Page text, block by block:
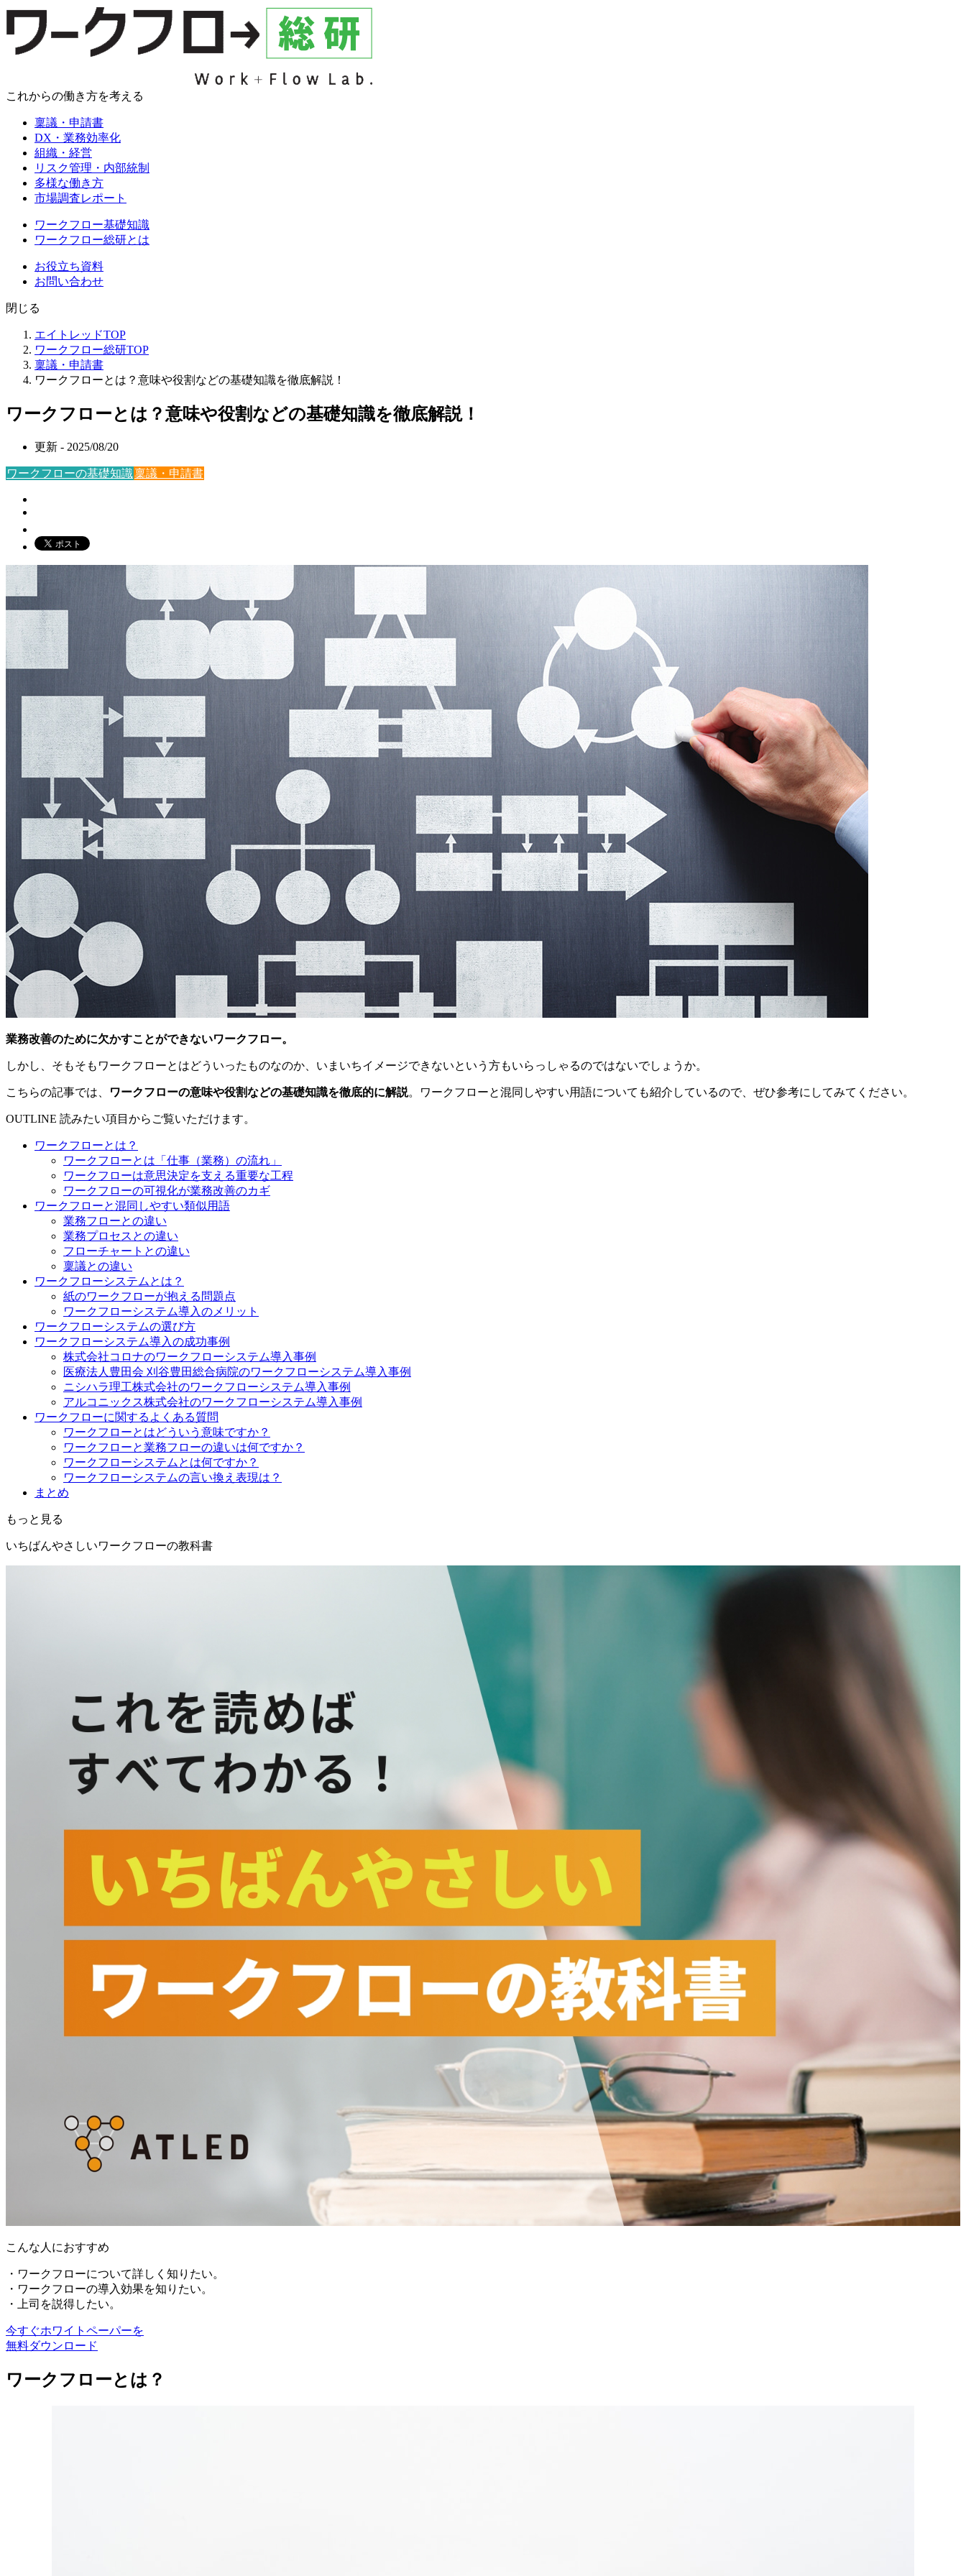
これからの働き方を考える
稟議・申請書
DX・業務効率化
組織・経営
リスク管理・内部統制
多様な働き方
市場調査レポート
ワークフロー基礎知識
ワークフロー総研とは
お役立ち資料
お問い合わせ
閉じる
エイトレッドTOP
ワークフロー総研TOP
稟議・申請書
ワークフローとは？意味や役割などの基礎知識を徹底解説！
ワークフローとは？意味や役割などの基礎知識を徹底解説！
更新 - 2025/08/20
ワークフローの基礎知識稟議・申請書
業務改善のために欠かすことができないワークフロー。
しかし、そもそもワークフローとはどういったものなのか、いまいちイメージできないという方もいらっしゃるのではないでしょうか。
こちらの記事では、 ワークフローの意味や役割などの基礎知識を徹底的に解説。ワークフローと混同しやすい用語についても紹介しているので、ぜひ参考にしてみてください。
OUTLINE 読みたい項目からご覧いただけます。
ワークフローとは？
ワークフローとは「仕事（業務）の流れ」
ワークフローは意思決定を支える重要な工程
ワークフローの可視化が業務改善のカギ
ワークフローと混同しやすい類似用語
業務フローとの違い
業務プロセスとの違い
フローチャートとの違い
稟議との違い
ワークフローシステムとは？
紙のワークフローが抱える問題点
ワークフローシステム導入のメリット
ワークフローシステムの選び方
ワークフローシステム導入の成功事例
株式会社コロナのワークフローシステム導入事例
医療法人豊田会 刈谷豊田総合病院のワークフローシステム導入事例
ニシハラ理工株式会社のワークフローシステム導入事例
アルコニックス株式会社のワークフローシステム導入事例
ワークフローに関するよくある質問
ワークフローとはどういう意味ですか？
ワークフローと業務フローの違いは何ですか？
ワークフローシステムとは何ですか？
ワークフローシステムの言い換え表現は？
まとめ
もっと見る
いちばんやさしいワークフローの教科書
こんな人におすすめ
・ワークフローについて詳しく知りたい。
・ワークフローの導入効果を知りたい。
・上司を説得したい。
今すぐホワイトペーパーを
無料ダウンロード
ワークフローとは？